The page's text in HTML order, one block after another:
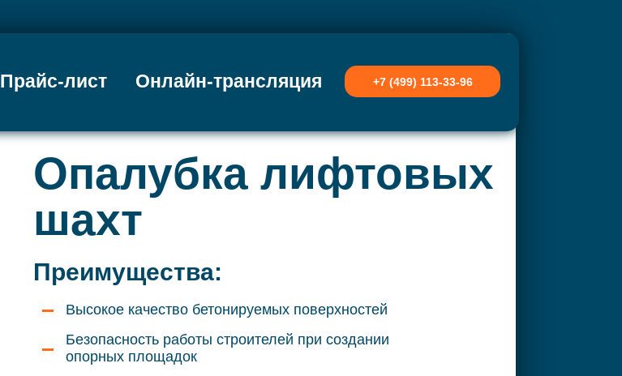
Опалубка лифтовых
шахт
Преимущества:
+7 (499) 113-33-96
Онлайн-трансляция
Прайс-лист
Высокое качество бетонируемых поверхностей
Безопасность работы строителей при создании
опорных площадок